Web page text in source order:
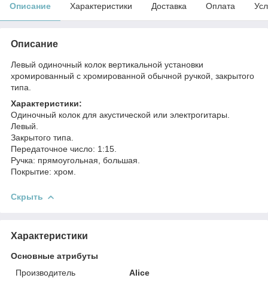
Описание Характеристики Доставка Оплата
Описание
Левый одиночный колок вертикальной установки
хромированный с хромированной обычной ручкой, закрытого
типа.
Характеристики:
Одиночный колок для акустической или электрогитары.
Левый.
Закрытого типа.
Передаточное число: 1:15.
Ручка: прямоугольная, большая.
Покрытие: хром.
Скрыть
Характеристики
Основные атрибуты
Производитель
Alice